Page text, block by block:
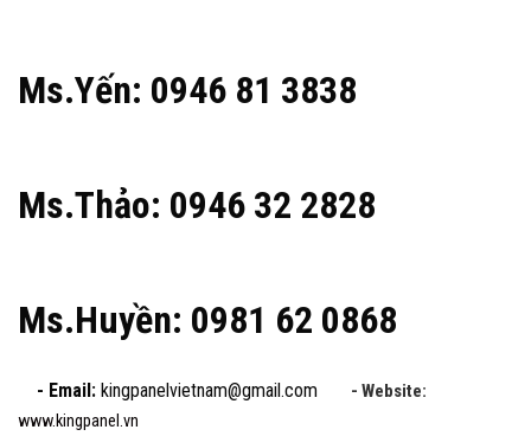
Ms.Yến: 0946 81 3838
Ms.Thảo: 0946 32 2828
Ms.Huyền: 0981 62 0868
- Email: kingpanelvietnam@gmail.com - Website:
www.kingpanel.vn